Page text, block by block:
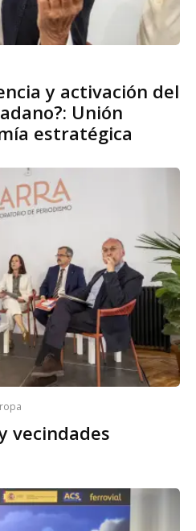
y activación del
Unión
estratégica
vecindades